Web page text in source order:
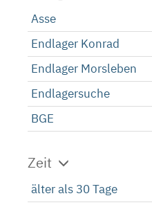
Asse
Endlager Konrad
Endlager Morsleben
Endlagersuche
BGE
Zeit
älter als 30 Tage